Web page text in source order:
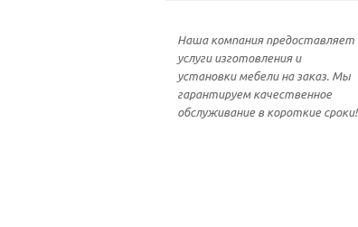
Наша компания предоставляет
услуги изготовления и
установки мебели на заказ. Мы
гарантируем качественное
обслуживание в короткие сроки!